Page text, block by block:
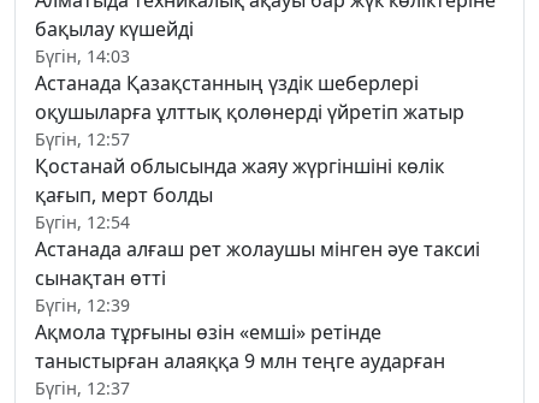
бақылау күшейді
Бүгін, 14:03
Астанада Қазақстанның үздік шеберлері
оқушыларға ұлттық қолөнерді үйретіп жатыр
Бүгін, 12:57
Қостанай облысында жаяу жүргіншіні көлік
қағып, мерт болды
Бүгін, 12:54
Астанада алғаш рет жолаушы мінген әуе таксиі
сынақтан өтті
Бүгін, 12:39
Ақмола тұрғыны өзін «емші» ретінде
таныстырған алаяққа 9 млн теңге аударған
Бүгін, 12:37